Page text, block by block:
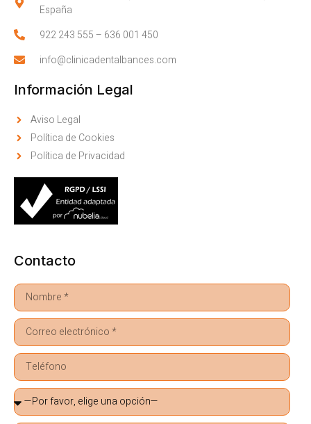
España
922 243 555– 636 001 450
info@clinicadentalbances.com
Información Legal
Aviso Legal
Política de Cookies
Política de Privacidad
Contacto